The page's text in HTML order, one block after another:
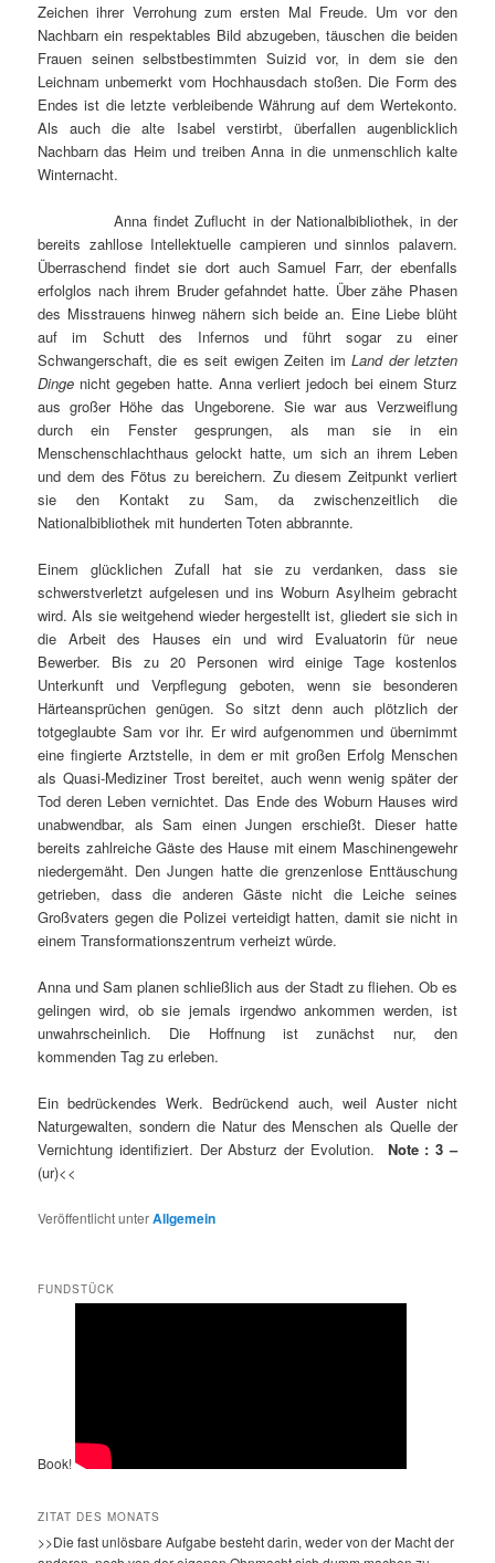
Zeichen ihrer Verrohung zum ersten Mal Freude. Um vor den
Nachbarn ein respektables Bild abzugeben, täuschen die beiden
Frauen seinen selbstbestimmten Suizid vor, in dem sie den
Leichnam unbemerkt vom Hochhausdach stoßen. Die Form des
Endes ist die letzte verbleibende Währung auf dem Wertekonto.
Als auch die alte Isabel verstirbt, überfallen augenblicklich
Nachbarn das Heim und treiben Anna in die unmenschlich kalte
Winternacht.
Anna findet Zuflucht in der Nationalbibliothek, in der
bereits zahllose Intellektuelle campieren und sinnlos palavern.
Überraschend findet sie dort auch Samuel Farr, der ebenfalls
erfolglos nach ihrem Bruder gefahndet hatte. Über zähe Phasen
des Misstrauens hinweg nähern sich beide an. Eine Liebe blüht
auf im Schutt des Infernos und führt sogar zu einer
Schwangerschaft, die es seit ewigen Zeiten imLand der letzten
Dinge nicht gegeben hatte. Anna verliert jedoch bei einem Sturz
aus großer Höhe das Ungeborene. Sie war aus Verzweiflung
durch ein Fenster gesprungen, als man sie in ein
Menschenschlachthaus gelockt hatte, um sich an ihrem Leben
und dem des Fötus zu bereichern. Zu diesem Zeitpunkt verliert
sie den Kontakt zu Sam, da zwischenzeitlich die
Nationalbibliothek mit hunderten Toten abbrannte.
Einem glücklichen Zufall hat sie zu verdanken, dass sie
schwerstverletzt aufgelesen und ins Woburn Asylheim gebracht
wird. Als sie weitgehend wieder hergestellt ist, gliedert sie sich in
die Arbeit des Hauses ein und wird Evaluatorin für neue
Bewerber. Bis zu 20 Personen wird einige Tage kostenlos
Unterkunft und Verpflegung geboten, wenn sie besonderen
Härteansprüchen genügen. So sitzt denn auch plötzlich der
totgeglaubte Sam vor ihr. Er wird aufgenommen und übernimmt
eine fingierte Arztstelle, in dem er mit großen Erfolg Menschen
als Quasi-Mediziner Trost bereitet, auch wenn wenig später der
Tod deren Leben vernichtet. Das Ende des Woburn Hauses wird
unabwendbar, als Sam einen Jungen erschießt. Dieser hatte
bereits zahlreiche Gäste des Hause mit einem Maschinengewehr
niedergemäht. Den Jungen hatte die grenzenlose Enttäuschung
getrieben, dass die anderen Gäste nicht die Leiche seines
Großvaters gegen die Polizei verteidigt hatten, damit sie nicht in
einem Transformationszentrum verheizt würde.
Anna und Sam planen schließlich aus der Stadt zu fliehen. Ob es
gelingen wird, ob sie jemals irgendwo ankommen werden, ist
unwahrscheinlich. Die Hoffnung ist zunächst nur, den
kommenden Tag zu erleben.
Ein bedrückendes Werk. Bedrückend auch, weil Auster nicht
Naturgewalten, sondern die Natur des Menschen als Quelle der
Vernichtung identifiziert. Der Absturz der Evolution. Note : 3 –
(ur)<<
Veröffentlicht unterAllgemein
FUNDSTÜCK
Book!
ZITAT DES MONATS
>>Die fast unlösbare Aufgabe besteht darin, weder von der Macht der